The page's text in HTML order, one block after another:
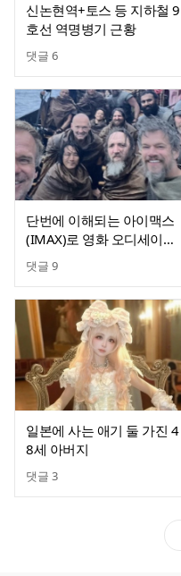
신논현역+토스 등 지하철 9
호선 역명병기 근황
댓글 6
단번에 이해되는 아이맥스
(IMAX)로 영화 오디세이를
봐야 하는 이유
댓글 9
일본에 사는 애기 둘 가진 4
8세 아버지
댓글 3